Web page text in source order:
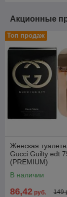
Акционные
Топ продаж
Женская
Gucci Guilty edt
(PREMIUM)
В наличии
86,42 руб. 149